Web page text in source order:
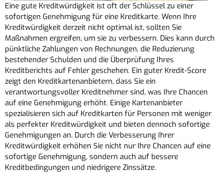
Eine gute Kreditwürdigkeit ist oft der Schlüssel zu einer
sofortigen Genehmigung für eine Kreditkarte. Wenn Ihre
Kreditwürdigkeit derzeit nicht optimal ist, sollten Sie
Maßnahmen ergreifen, um sie zu verbessern. Dies kann durch
pünktliche Zahlungen von Rechnungen, die Reduzierung
bestehender Schulden und die Überprüfung Ihres
Kreditberichts auf Fehler geschehen. Ein guter Kredit-Score
zeigt den Kreditkartenanbietern, dass Sie ein
verantwortungsvoller Kreditnehmer sind, was Ihre Chancen
auf eine Genehmigung erhöht. Einige Kartenanbieter
spezialisieren sich auf Kreditkarten für Personen mit weniger
als perfekter Kreditwürdigkeit und bieten dennoch sofortige
Genehmigungen an. Durch die Verbesserung Ihrer
Kreditwürdigkeit erhöhen Sie nicht nur Ihre Chancen auf eine
sofortige Genehmigung, sondern auch auf bessere
Kreditbedingungen und niedrigere Zinssätze.